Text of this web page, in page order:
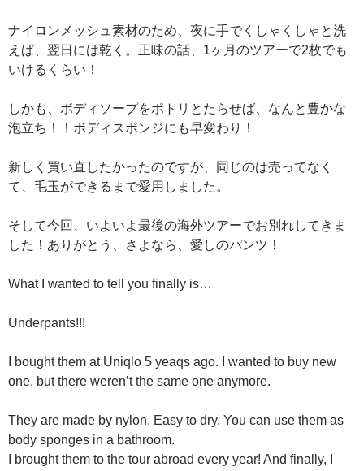
ナイロンメッシュ素材のため、夜に手でくしゃくしゃと洗
えば、翌日には乾く。正味の話、1ヶ月のツアーで2枚でも
いけるくらい！
しかも、ボディソープをポトリとたらせば、なんと豊かな
泡立ち！！ボディスポンジにも早変わり！
新しく買い直したかったのですが、同じのは売ってなく
て、毛玉ができるまで愛用しました。
そして今回、いよいよ最後の海外ツアーでお別れしてきま
した！ありがとう、さよなら、愛しのパンツ！
What I wanted to tell you finally is…
Underpants!!!
I bought them at Uniqlo 5 yeaqs ago. I wanted to buy new
one, but there weren’t the same one anymore.
They are made by nylon. Easy to dry. You can use them as
body sponges in a bathroom.
I brought them to the tour abroad every year! And finally, I